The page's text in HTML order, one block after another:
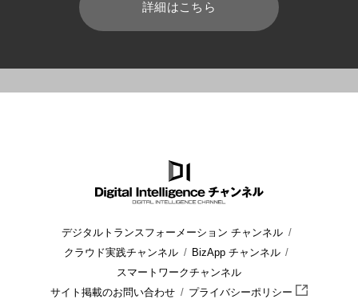
詳細はこちら
デジタルトランスフォーメーション チャンネル
クラウド実践チャンネル
BizApp チャンネル
スマートワークチャンネル
サイト掲載のお問い合わせ
プライバシーポリシー